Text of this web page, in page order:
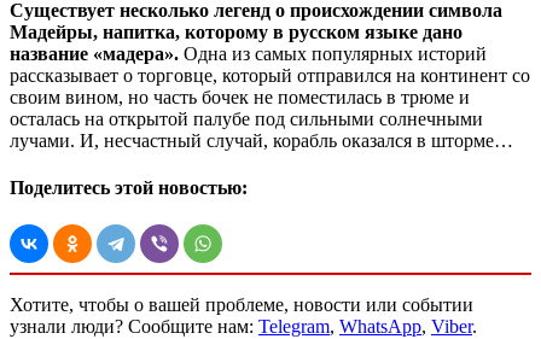
Существует несколько легенд о происхождении символа
Мадейры, напитка, которому в русском языке дано
название «мадера». Одна из самых популярных историй
рассказывает о торговце, который отправился на континент со
своим вином, но часть бочек не поместилась в трюме и
осталась на открытой палубе под сильными солнечными
лучами. И, несчастный случай, корабль оказался в шторме…
Поделитесь этой новостью:
Хотите, чтобы о вашей проблеме, новости или событии
узнали люди? Сообщите нам: Telegram, WhatsApp, Viber.